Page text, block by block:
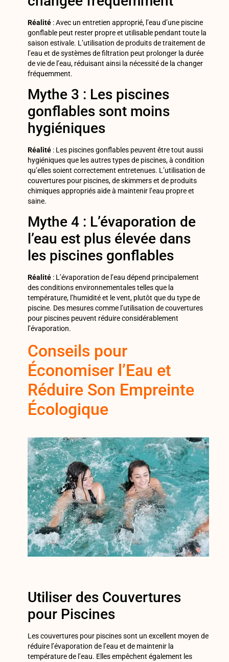
Réalité: Avec un entretien approprié, l’eau d’une piscine
gonflable peut rester propre et utilisable pendant toute la
saison estivale. L’utilisation de produits de traitement de
l’eau et de systèmes de filtration peut prolonger la durée
de vie de l’eau, réduisant ainsi la nécessité de la changer
fréquemment.
Mythe 3 : Les piscines
gonflables sont moins
hygiéniques
Réalité: Les piscines gonflables peuvent être tout aussi
hygiéniques que les autres types de piscines, à condition
qu’elles soient correctement entretenues. L’utilisation de
couvertures pour piscines, de skimmers et de produits
chimiques appropriés aide à maintenir l’eau propre et
saine.
Mythe 4 : L’évaporation de
l’eau est plus élevée dans
les piscines gonflables
Réalité: L’évaporation de l’eau dépend principalement
des conditions environnementales telles que la
température, l’humidité et le vent, plutôt que du type de
piscine. Des mesures comme l’utilisation de couvertures
pour piscines peuvent réduire considérablement
l’évaporation.
Conseils pour
Économiser l’Eau et
Réduire Son Empreinte
Écologique
Utiliser des Couvertures
pour Piscines
Les couvertures pour piscines sont un excellent moyen de
réduire l’évaporation de l’eau et de maintenir la
température de l’eau. Elles empêchent également les